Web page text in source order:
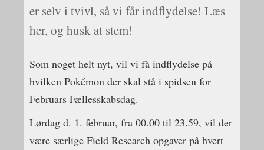
er selv i tvivl, så vi får indflydelse! Læs
her, og husk at stem!
Som noget helt nyt, vil vi få indflydelse på
hvilken Pokémon der skal stå i spidsen for
Februars Fællesskabsdag.
Lørdag d. 1. februar, fra 00.00 til 23.59, vil der
være særlige Field Research opgaver på hvert